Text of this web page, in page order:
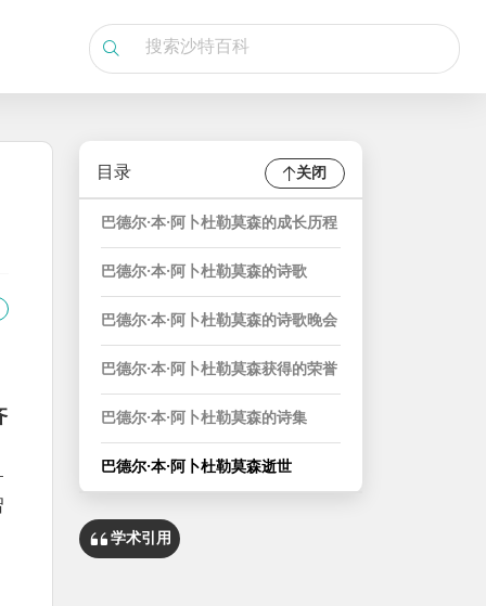
目录 关闭
巴德尔·本·阿卜杜勒莫森的成长历程
巴德尔·本·阿卜杜勒莫森的诗歌
巴德尔·本·阿卜杜勒莫森的诗歌晚会
巴德尔·本·阿卜杜勒莫森获得的荣誉
巴德尔·本·阿卜杜勒莫森的诗集
巴德尔·本·阿卜杜勒莫森逝世
学术引用